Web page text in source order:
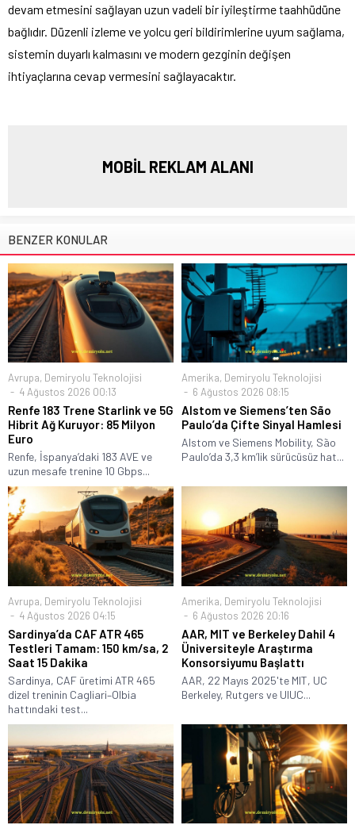
devam etmesini sağlayan uzun vadeli bir iyileştirme taahhüdüne
bağlıdır. Düzenli izleme ve yolcu geri bildirimlerine uyum sağlama,
sistemin duyarlı kalmasını ve modern gezginin değişen
ihtiyaçlarına cevap vermesini sağlayacaktır.
MOBİL REKLAM ALANI
BENZER KONULAR
Avrupa, Demiryolu Teknolojisi
4 Ağustos 2026 00:13
Renfe 183 Trene Starlink ve 5G
Hibrit Ağ Kuruyor: 85 Milyon
Euro
Renfe, İspanya’daki 183 AVE ve
uzun mesafe trenine 10 Gbps...
Amerika, Demiryolu Teknolojisi
6 Ağustos 2026 08:15
Alstom ve Siemens’ten São
Paulo’da Çifte Sinyal Hamlesi
Alstom ve Siemens Mobility, São
Paulo’da 3,3 km’lik sürücüsüz hat...
Avrupa, Demiryolu Teknolojisi
4 Ağustos 2026 04:15
Sardinya’da CAF ATR 465
Testleri Tamam: 150 km/sa, 2
Saat 15 Dakika
Sardinya, CAF üretimi ATR 465
dizel treninin Cagliari–Olbia
hattındaki test...
Amerika, Demiryolu Teknolojisi
6 Ağustos 2026 20:16
AAR, MIT ve Berkeley Dahil 4
Üniversiteyle Araştırma
Konsorsiyumu Başlattı
AAR, 22 Mayıs 2025'te MIT, UC
Berkeley, Rutgers ve UIUC...